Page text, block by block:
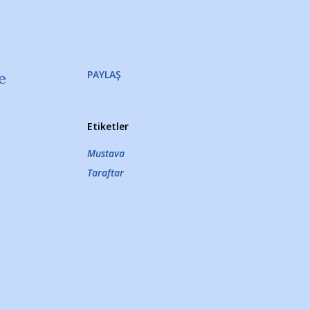
PAYLAŞ
Etiketler
Mustava
Taraftar